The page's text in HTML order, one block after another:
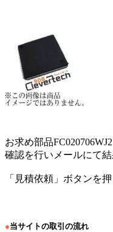
お求め部品
確認を行いメールにて結
「見積依頼」ボタンを
●当サイトの取引の流れ